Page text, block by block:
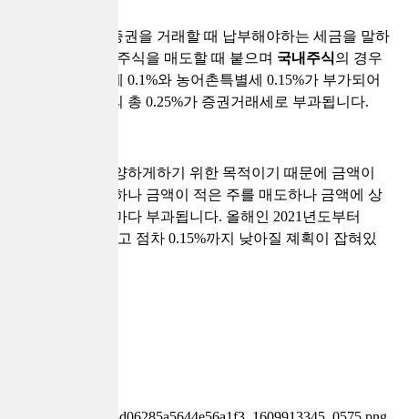
증권거래세는 증권을 거래할 때 납부해야하는 세금을 말하
는데요, 보유한 주식을 매도할 때 붙으며 국내주식의 경우
순수 증권거래세 0.1%와 농어촌특별세 0.15%가 부가되어
매도하는 금액의 총 0.25%가 증권거래세로 부과됩니다.
단기 투자를 자양하게하기 위한 목적이기 때문에 금액이
많은 주를 매도하나 금액이 적은 주를 매도하나 금액에 상
관없이 매도 시마다 부과됩니다. 올해인 2021년도부터
0.23%로 낮아지고 점차 0.15%까지 낮아질 졔획이 잡혀있